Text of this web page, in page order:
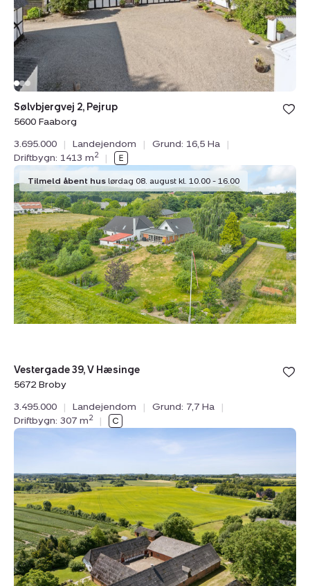
Sølvbjergvej 2, Pejrup
5600 Faaborg
3.695.000
| Landejendom | Grund: 16,5 Ha
|
Driftbygn: 1413 m2 |
Landejendom:
Vestergade
39,
V
Hæsinge,
5672
Broby
Tilmeld åbent hus lørdag 08. august kl. 10.00 - 16.00
Vestergade 39, V Hæsinge
5672 Broby
3.495.000
| Landejendom | Grund: 7,7 Ha
|
Driftbygn: 307 m2 |
28,
5771
Stenstrup